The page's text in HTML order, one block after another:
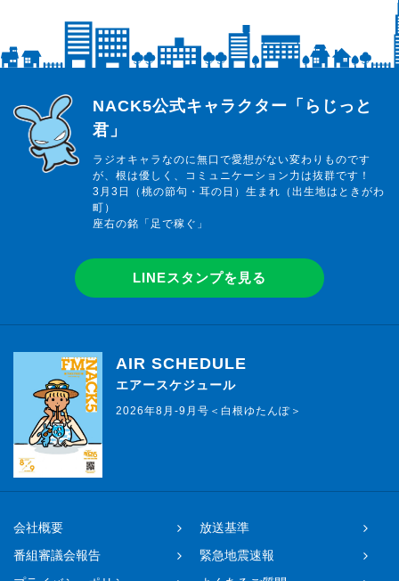
らじっと君
NACK5公式キャラクター「らじっと
君」
ラジオキャラなのに無口で愛想がない変わりものです
が、根は優しく、コミュニケーション力は抜群です！
3月3日（桃の節句・耳の日）生まれ（出生地はときがわ
町）
座右の銘「足で稼ぐ」
LINEスタンプを見る
AIR SCHEDULE
エアースケジュール
2026年8月-9月号＜白根ゆたんぽ＞
会社概要
放送基準
番組審議会報告
緊急地震速報